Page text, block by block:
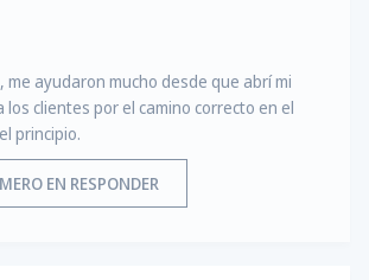
me ayudaron mucho desde que abrí mi
los clientes por el camino correcto en el
principio.
EN RESPONDER